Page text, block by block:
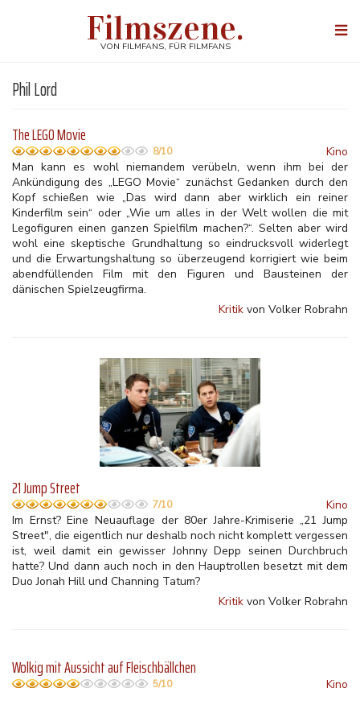
Filmszene.
VON FILMFANS, FÜR FILMFANS
Phil Lord
The LEGO Movie
8/10
Kino
Man kann es wohl niemandem verübeln, wenn ihm bei der
Ankündigung des „LEGO Movie“ zunächst Gedanken durch den
Kopf schießen wie „Das wird dann aber wirklich ein reiner
Kinderfilm sein“ oder „Wie um alles in der Welt wollen die mit
Legofiguren einen ganzen Spielfilm machen?“. Selten aber wird
wohl eine skeptische Grundhaltung so eindrucksvoll widerlegt
und die Erwartungshaltung so überzeugend korrigiert wie beim
abendfüllenden Film mit den Figuren und Bausteinen der
dänischen Spielzeugfirma.
Kritik von Volker Robrahn
21 Jump Street
7/10
Kino
Im Ernst? Eine Neuauflage der 80er Jahre-Krimiserie „21 Jump
Street", die eigentlich nur deshalb noch nicht komplett vergessen
ist, weil damit ein gewisser Johnny Depp seinen Durchbruch
hatte? Und dann auch noch in den Hauptrollen besetzt mit dem
Duo Jonah Hill und Channing Tatum?
Kritik von Volker Robrahn
Wolkig mit Aussicht auf Fleischbällchen
5/10 Kino